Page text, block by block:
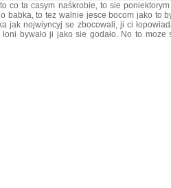
co ta casym naśkrobie, to sie
babka, to tez walnie jesce bocom jako to
jak nojwiyncyj se zbocowali, ji ci
bywało ji jako sie godało. No to moze